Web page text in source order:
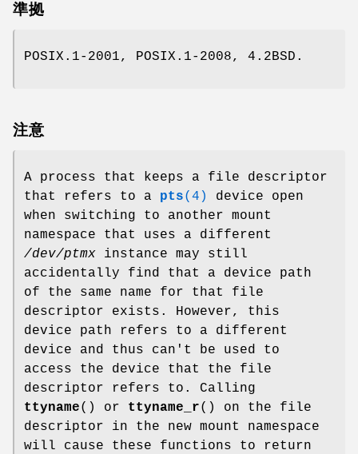
準拠
POSIX.1-2001, POSIX.1-2008, 4.2BSD.
注意
A process that keeps a file descriptor
that refers to a pts(4)
device open
when switching to another mount
namespace that uses a different
/dev/ptmx instance may still
accidentally find that a device path
of the same name for that file
descriptor exists. However, this
device path refers to a different
device and thus can't be used to
access the device that the file
descriptor refers to. Calling
ttyname() or ttyname_r() on the file
descriptor in the new mount namespace
will cause these functions to return